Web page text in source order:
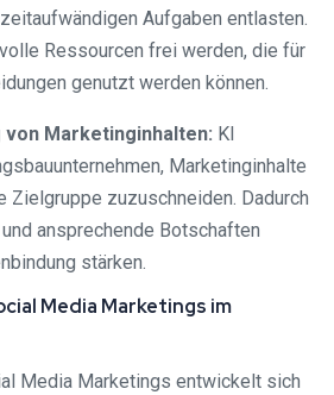
Aufgaben entlasten.
Ressourcen frei werden, die für
genutzt werden können.
Marketinginhalten: KI
Marketinginhalte
Zielgruppe zuzuschneiden. Dadurch
ansprechende Botschaften
stärken.
Media Marketings im
Media Marketings entwickelt sich